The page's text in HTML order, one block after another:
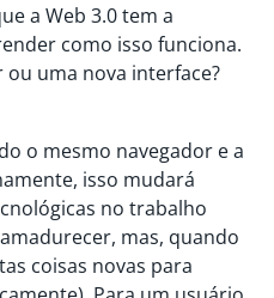
a Web 3.0 tem a
como isso funciona.
uma nova interface?
o mesmo navegador e a
isso mudará
no trabalho
mas, quando
coisas novas para